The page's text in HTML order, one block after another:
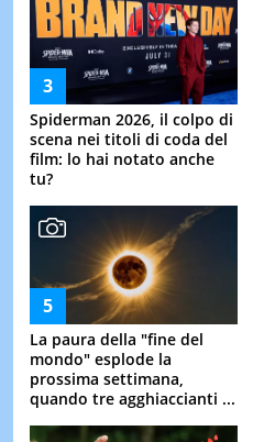
Spiderman 2026, il colpo di
scena nei titoli di coda del
film: lo hai notato anche
tu?
La paura della "fine del
mondo" esplode la
prossima settimana,
quando tre agghiaccianti ...